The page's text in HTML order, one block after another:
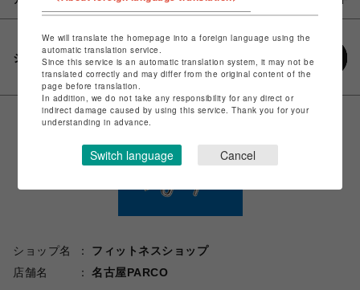
シェアする
ショップ名
フィットネスショップ
店舗名
名古屋PARCO
We will translate the homepage into a foreign language using the
automatic translation service.
Since this service is an automatic translation system, it may not be
translated correctly and may differ from the original content of the
page before translation.
In addition, we do not take any responsibility for any direct or
indirect damage caused by using this service. Thank you for your
understanding in advance.
Switch language Cancel